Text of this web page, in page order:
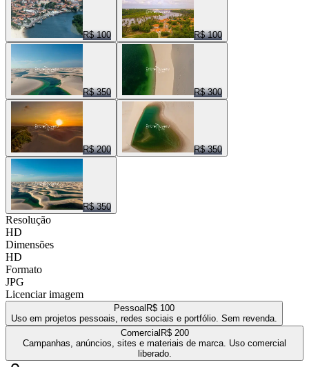
R$ 100 R$ 100
R$ 350 R$ 300
R$ 200 R$ 350
R$ 350
Resolução
HD
Dimensões
HD
Formato
JPG
Licenciar imagem
Pessoal R$ 100
Uso em projetos pessoais, redes sociais e portfólio. Sem revenda.
Comercial R$ 200
Campanhas, anúncios, sites e materiais de marca. Uso comercial
liberado.